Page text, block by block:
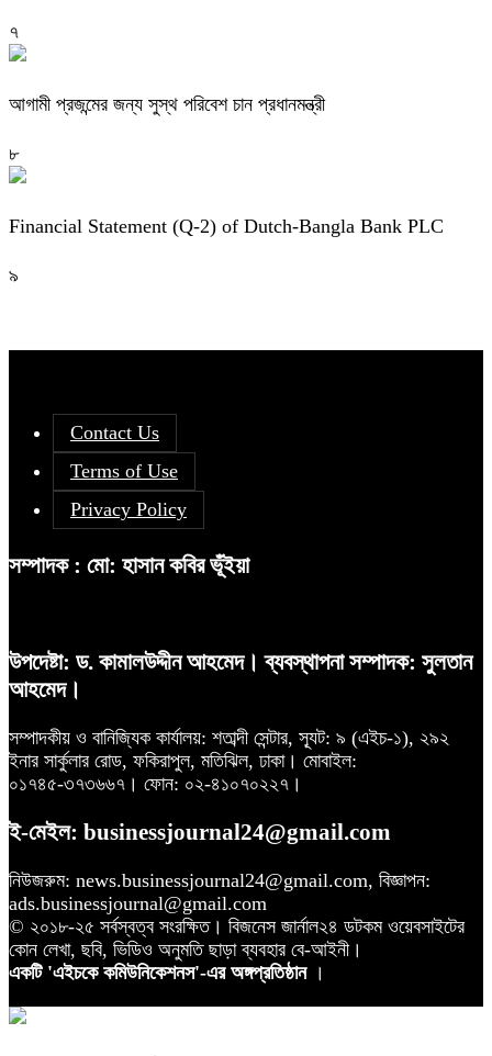
৭
আগামী প্রজন্মের জন্য সুস্থ পরিবেশ চান প্রধানমন্ত্রী
৮
Financial Statement (Q-2) of Dutch-Bangla Bank PLC
৯
Contact Us
Terms of Use
Privacy Policy
সম্পাদক : মো: হাসান কবির ভূঁইয়া
উপদেষ্টা: ড. কামালউদ্দীন আহমেদ। ব্যবস্থাপনা সম্পাদক: সুলতান
আহমেদ।
সম্পাদকীয় ও বানিজ্যিক কার্যালয়: শতাব্দী সেন্টার, স্যূট: ৯ (এইচ-১), ২৯২
ইনার সার্কুলার রোড, ফকিরাপুল, মতিঝিল, ঢাকা। মোবাইল:
০১৭৪৫-৩৭৩৬৬৭। ফোন: ০২-৪১০৭০২২৭।
ই-মেইল: businessjournal24@gmail.com
নিউজরুম: news.businessjournal24@gmail.com, বিজ্ঞাপন:
ads.businessjournal@gmail.com
© ২০১৮-২৫ সর্বস্বত্ব সংরক্ষিত। বিজনেস জার্নাল২৪ ডটকম ওয়েবসাইটের
কোন লেখা, ছবি, ভিডিও অনুমতি ছাড়া ব্যবহার বে-আইনী।
একটি 'এইচকে কমিউনিকেশনস'-এর অঙ্গপ্রতিষ্ঠান ।